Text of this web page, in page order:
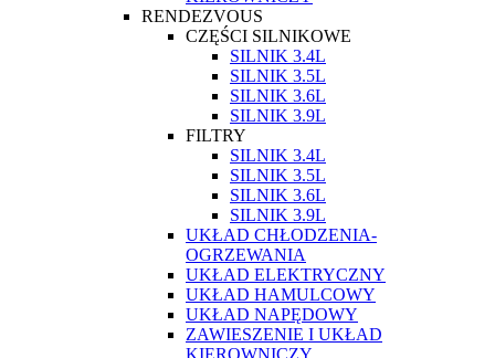
RENDEZVOUS
CZĘŚCI SILNIKOWE
SILNIK 3.4L
SILNIK 3.5L
SILNIK 3.6L
SILNIK 3.9L
FILTRY
SILNIK 3.4L
SILNIK 3.5L
SILNIK 3.6L
SILNIK 3.9L
UKŁAD CHŁODZENIA-
OGRZEWANIA
UKŁAD ELEKTRYCZNY
UKŁAD HAMULCOWY
UKŁAD NAPĘDOWY
ZAWIESZENIE I UKŁAD